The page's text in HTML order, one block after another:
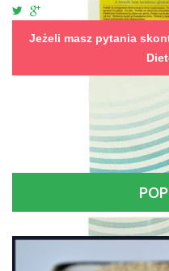
Jeżeli masz pytania